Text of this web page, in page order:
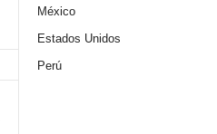
México
Estados Unidos
Perú